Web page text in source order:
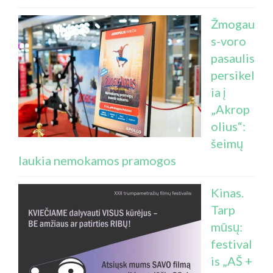
Žmogau
s-voro
pasaulis
persikel
ia į
„Akrop
olius“:
šeimų
laukia nemokamos pramogos
Kinas.
Tarp
mūsų:
festival
is „AŠ +